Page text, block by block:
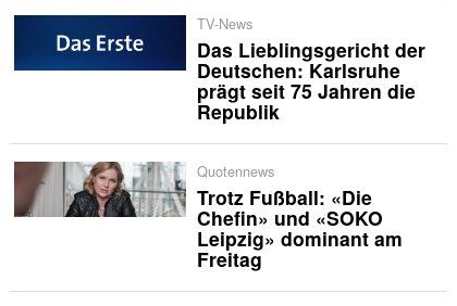
TV-News
Das Lieblingsgericht der
Deutschen: Karlsruhe
prägt seit 75 Jahren die
Republik
Quotennews
Trotz Fußball: «Die
Chefin» und «SOKO
Leipzig» dominant am
Freitag